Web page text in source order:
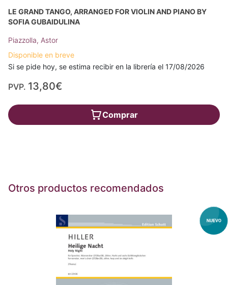
LE GRAND TANGO, ARRANGED FOR VIOLIN AND PIANO BY
SOFIA GUBAIDULINA
Piazzolla, Astor
Disponible en breve
Si se pide hoy, se estima recibir en la librería el 17/08/2026
PVP. 13,80€
Comprar
Otros productos recomendados